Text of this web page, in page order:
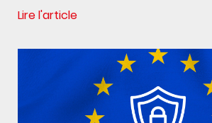
Lire l'article